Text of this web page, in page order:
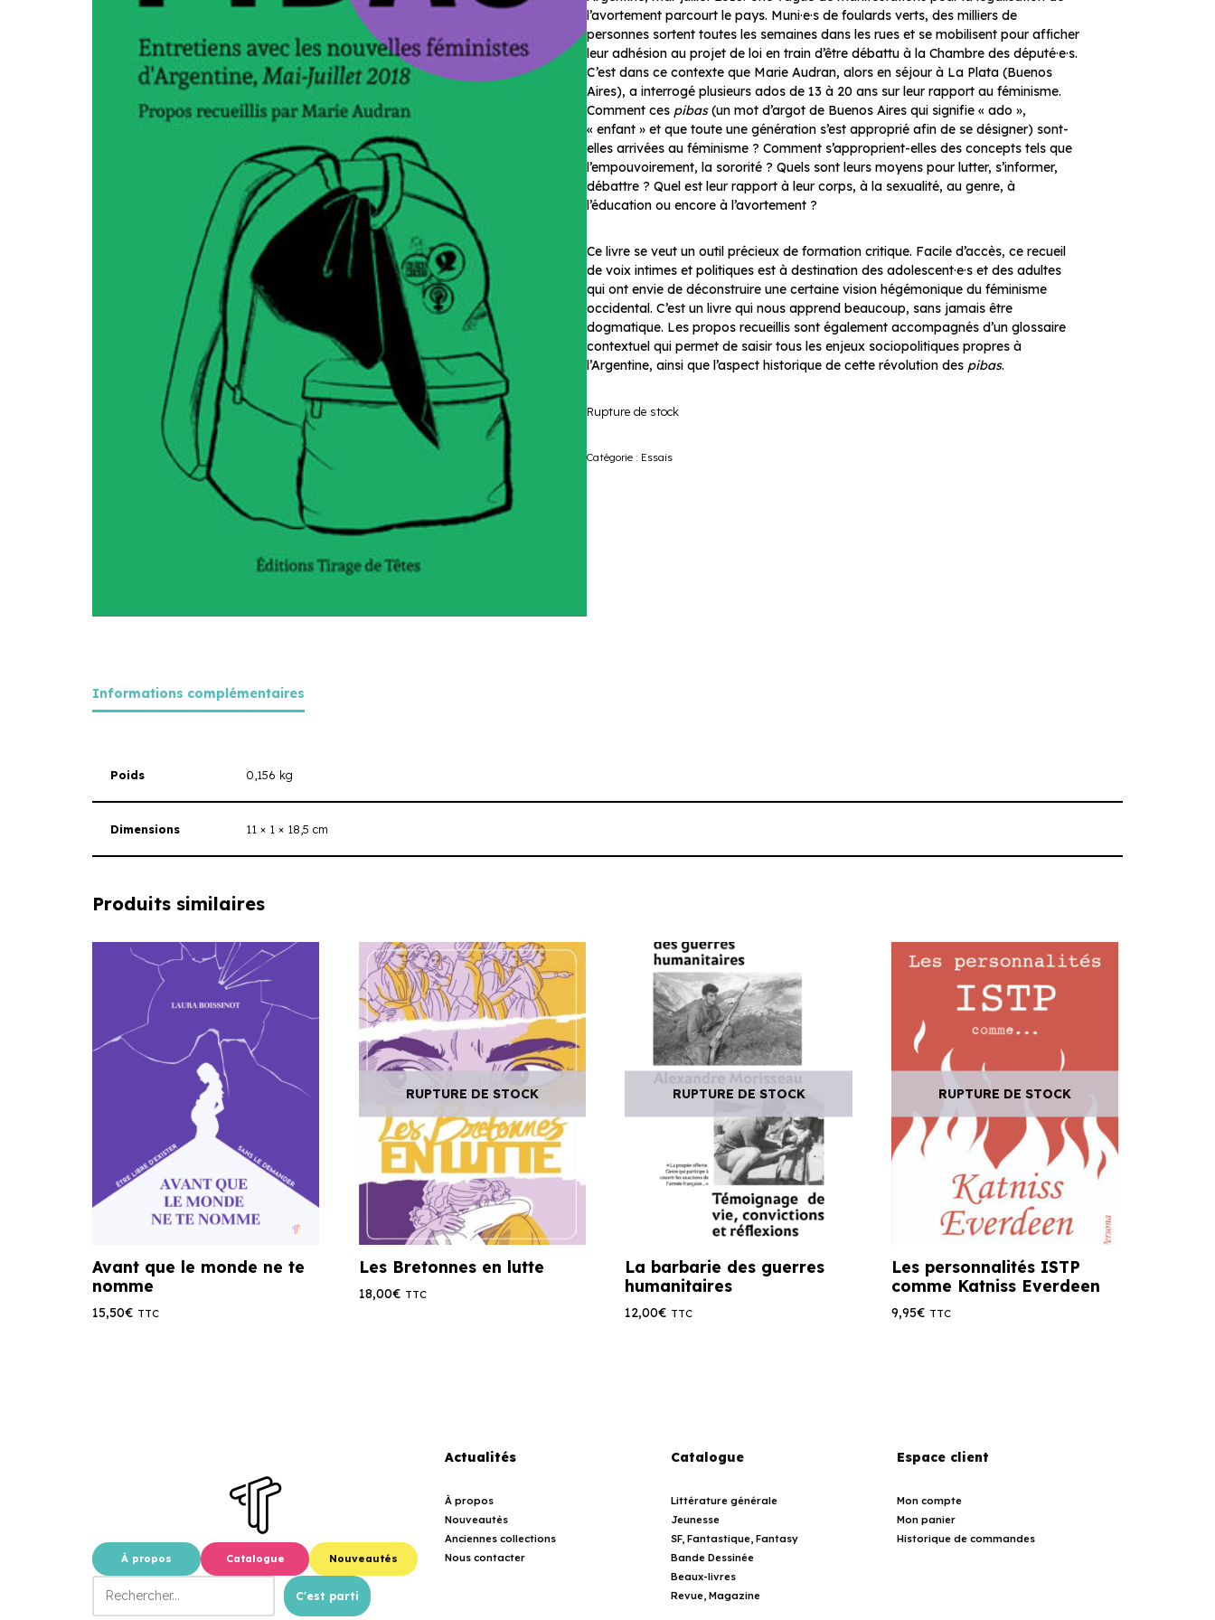
l’avortement parcourt le pays. Muni·e·s de foulards verts, des milliers de
personnes sortent toutes les semaines dans les rues et se mobilisent pour afficher
leur adhésion au projet de loi en train d’être débattu à la Chambre des député·e·s.
C’est dans ce contexte que Marie Audran, alors en séjour à La Plata (Buenos
Aires), a interrogé plusieurs ados de 13 à 20 ans sur leur rapport au féminisme.
Comment ces pibas(un mot d’argot de Buenos Aires qui signifie « ado »,
« enfant » et que toute une génération s’est approprié afin de se désigner) sont-
elles arrivées au féminisme ? Comment s’approprient-elles des concepts tels que
l’empouvoirement, la sororité ? Quels sont leurs moyens pour lutter, s’informer,
débattre ? Quel est leur rapport à leur corps, à la sexualité, au genre, à
l’éducation ou encore à l’avortement ?
Ce livre se veut un outil précieux de formation critique. Facile d’accès, ce recueil
de voix intimes et politiques est à destination des adolescent·e·s et des adultes
qui ont envie de déconstruire une certaine vision hégémonique du féminisme
occidental. C’est un livre qui nous apprend beaucoup, sans jamais être
dogmatique. Les propos recueillis sont également accompagnés d’un glossaire
contextuel qui permet de saisir tous les enjeux sociopolitiques propres à
l’Argentine, ainsi que l’aspect historique de cette révolution des pibas.
Rupture de stock
Catégorie : Essais
Informations complémentaires
Poids 0,156 kg
Dimensions 11 × 1 × 18,5 cm
Produits similaires
Avant que le monde ne te
nomme
15,50€ TTC
RUPTURE DE STOCK
Les Bretonnes en lutte
18,00€ TTC
RUPTURE DE STOCK
La barbarie des guerres
humanitaires
12,00€ TTC
RUPTURE DE STOCK
Les personnalités ISTP
comme Katniss Everdeen
9,95€ TTC
À propos Catalogue Nouveautés
C'est parti
Actualités
À propos
Nouveautés
Anciennes collections
Nous contacter
Catalogue
Littérature générale
Jeunesse
SF, Fantastique, Fantasy
Bande Dessinée
Beaux-livres
Revue, Magazine
Espace client
Mon compte
Mon panier
Historique de commandes